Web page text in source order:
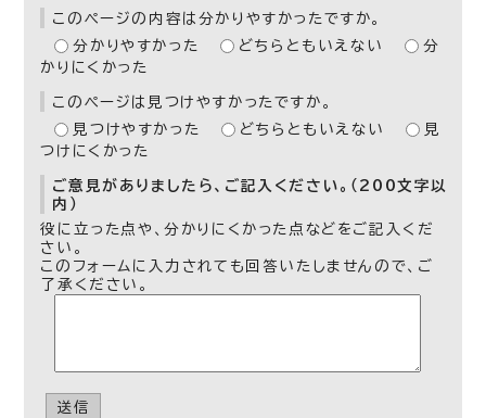
このページの内容は分かりやすかったですか。
分かりやすかった
どちらともいえない
分
かりにくかった
このページは見つけやすかったですか。
見つけやすかった
どちらともいえない
見
つけにくかった
ご意見がありましたら、ご記入ください。（200文字以
内）
役に立った点や、分かりにくかった点などをご記入くだ
さい。
このフォームに入力されても回答いたしませんので、ご
了承ください。
送信